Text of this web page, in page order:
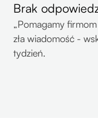
Brak
„Pomagamy
zła wiadomość -
tydzień.